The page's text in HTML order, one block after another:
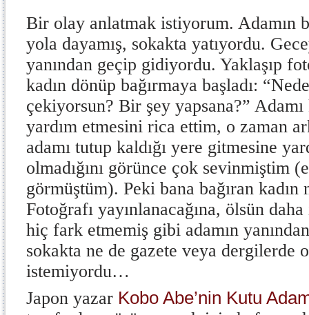
Bir olay anlatmak istiyorum. Adamın
yola dayamış, sokakta yatıyordu.
yanından geçip gidiyordu. Yaklaşıp
kadın dönüp bağırmaya başladı:
çekiyorsun? Bir şey yapsana?”
yardım etmesini rica ettim, o zaman
adamı tutup kaldığı yere gitmesine
olmadığını görünce çok sevinmiştim
görmüştüm). Peki bana bağıran kadın
Fotoğrafı yayınlanacağına, ölsün
hiç fark etmemiş gibi adamın
sokakta ne de gazete veya dergilerde
istemiyordu…
Japon yazar Kobo Abe’nin Kutu